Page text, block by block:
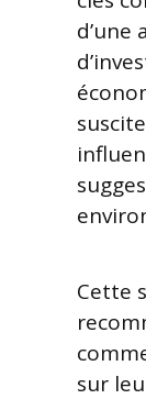
Cette
sur